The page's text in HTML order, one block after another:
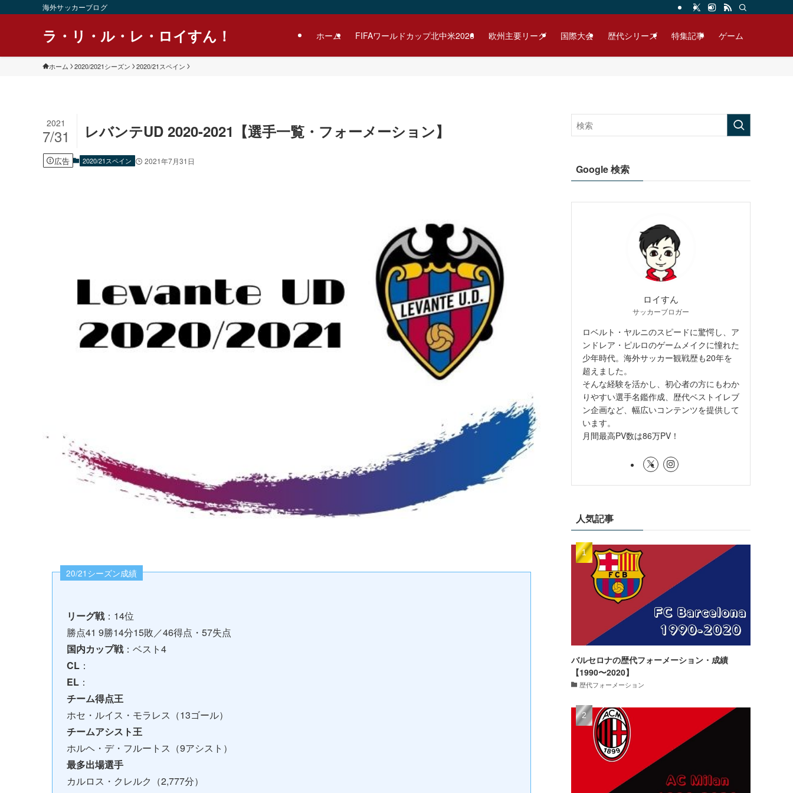
海外サッカーブログ
ラ・リ・ル・レ・ロイすん！ ホーム FIFAワールドカップ北中米2026 欧州主要リーグ 国際大会 歴代シリーズ 特集記事 ゲーム
ホーム 2020/2021シーズン 2020/21スペイン
レバンテUD 2020-2021【選手一覧・フォーメーション】
2021
7/31
広告 2020/21スペイン 2021年7月31日
20/21シーズン成績
リーグ戦：14位
勝点41 9勝14分15敗／46得点・57失点
国内カップ戦：ベスト4
CL ：
EL ：
チーム得点王
ホセ・ルイス・モラレス（13ゴール）
チームアシスト王
ホルヘ・デ・フルートス（9アシスト）
最多出場選手
カルロス・クレルク（2,777分）
Google 検索
ロイすん
サッカーブロガー
ロベルト・ヤルニのスピードに驚愕し、ア
ンドレア・ピルロのゲームメイクに憧れた
少年時代。海外サッカー観戦歴も20年を
超えました。
そんな経験を活かし、初心者の方にもわか
りやすい選手名鑑作成、歴代ベストイレブ
ン企画など、幅広いコンテンツを提供して
います。
月間最高PV数は86万PV！
人気記事
バルセロナの歴代フォーメーション・成績
【1990〜2020】
歴代フォーメーション